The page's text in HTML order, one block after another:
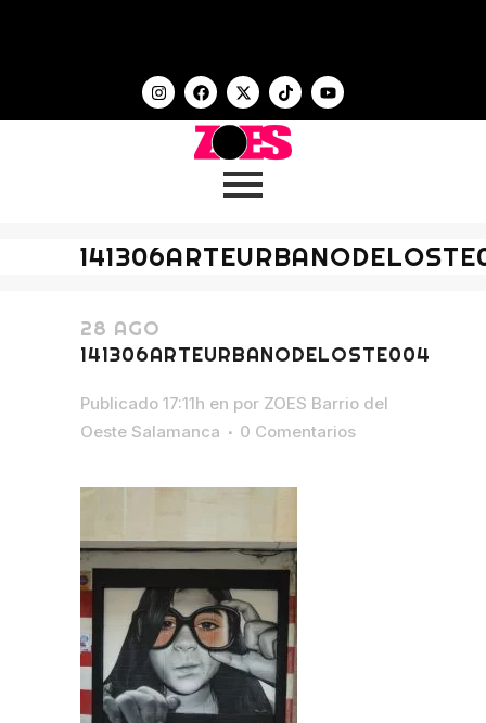
28 AGO
141306ARTEURBANODELOSTE004
Publicado 17:11h en por ZOES Barrio del
Oeste Salamanca
0 Comentarios